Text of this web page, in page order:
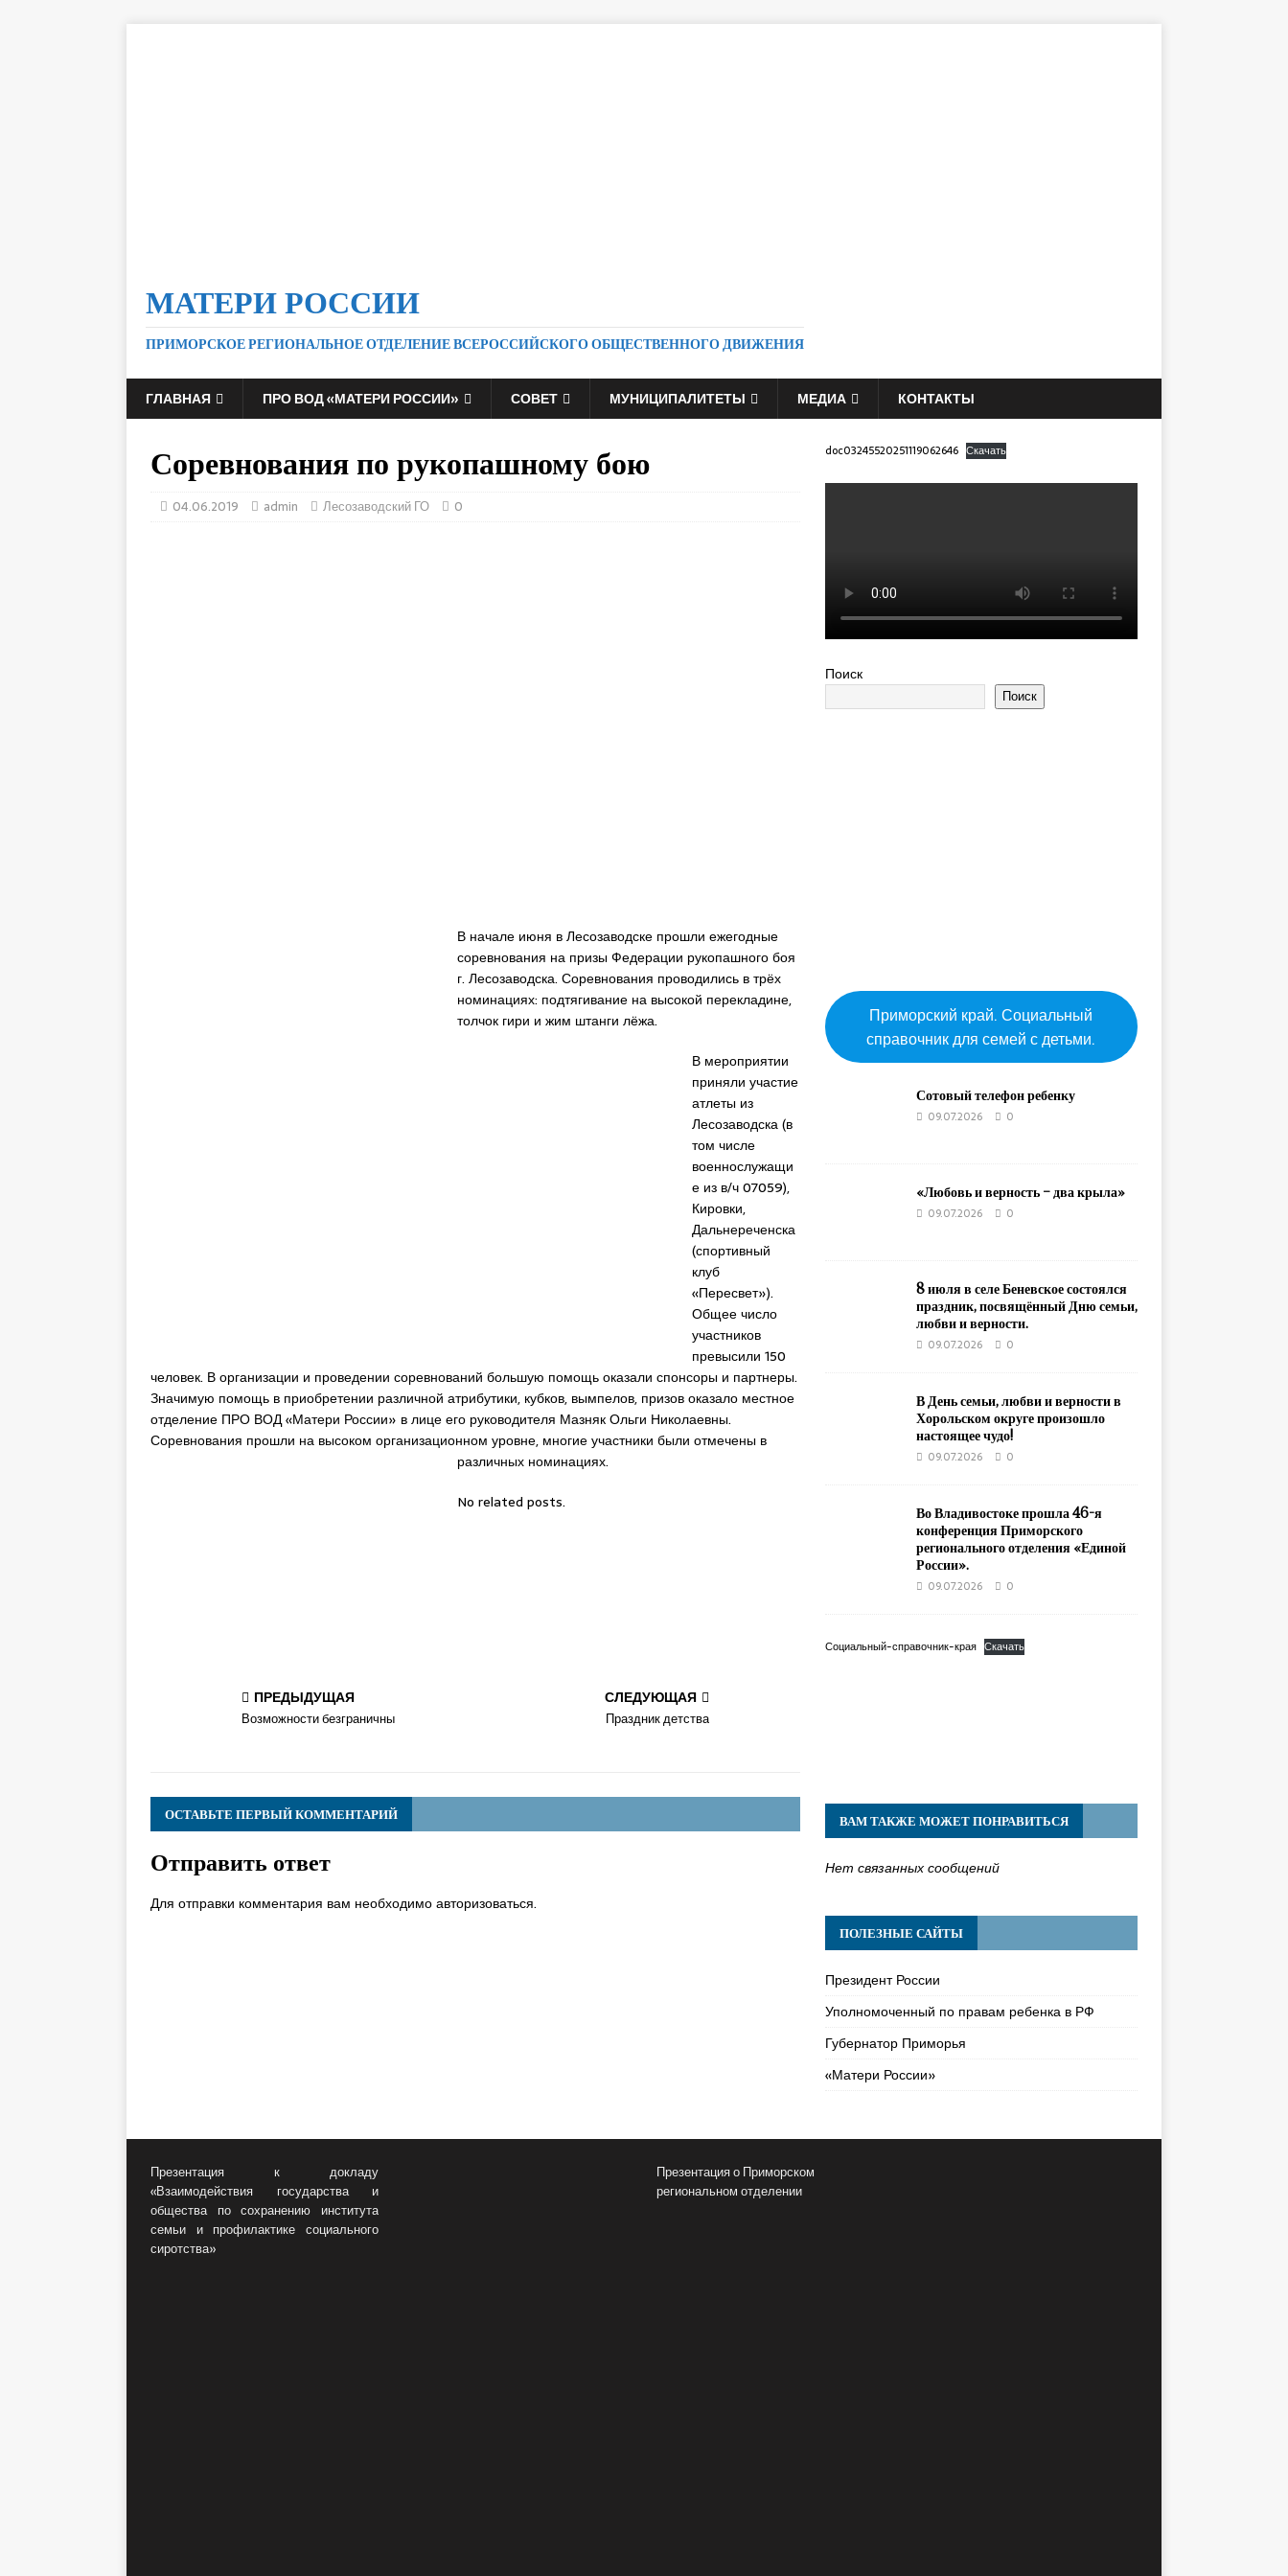
МАТЕРИ РОССИИ
ПРИМОРСКОЕ РЕГИОНАЛЬНОЕ ОТДЕЛЕНИЕ ВСЕРОССИЙСКОГО ОБЩЕСТВЕННОГО ДВИЖЕНИЯ
ГЛАВНАЯ ПРО ВОД «МАТЕРИ РОССИИ» СОВЕТ МУНИЦИПАЛИТЕТЫ МЕДИА КОНТАКТЫ
Соревнования по рукопашному бою
04.06.2019 admin Лесозаводский ГО 0
В начале июня в Лесозаводске прошли ежегодные
соревнования на призы Федерации рукопашного боя
г. Лесозаводска. Соревнования проводились в трёх
номинациях: подтягивание на высокой перекладине,
толчок гири и жим штанги лёжа.
В мероприятии
приняли участие
атлеты из
Лесозаводска (в
том числе
военнослужащи
е из в/ч 07059),
Кировки,
Дальнереченска
(спортивный
клуб
«Пересвет»).
Общее число
участников
превысили 150
человек. В организации и проведении соревнований большую помощь оказали спонсоры и партнеры.
Значимую помощь в приобретении различной атрибутики, кубков, вымпелов, призов оказало местное
отделение ПРО ВОД «Матери России» в лице его руководителя Мазняк Ольги Николаевны.
Соревнования прошли на высоком организационном уровне, многие участники были отмечены в
различных номинациях.
No related posts.
ПРЕДЫДУЩАЯ
Возможности безграничны
СЛЕДУЮЩАЯ
Праздник детства
ОСТАВЬТЕ ПЕРВЫЙ КОММЕНТАРИЙ
Отправить ответ
Для отправки комментария вам необходимоавторизоваться.
doc03245520251119062646 Скачать
Поиск
Поиск
Приморский край. Социальный
справочник для семей с детьми.
Сотовый телефон ребенку
09.07.2026 0
«Любовь и верность – два крыла»
09.07.2026 0
8 июля в селе Беневское состоялся
праздник, посвящённый Дню семьи,
любви и верности.
09.07.2026 0
В День семьи, любви и верности в
Хорольском округе произошло
настоящее чудо!
09.07.2026 0
Во Владивостоке прошла 46-я
конференция Приморского
регионального отделения «Единой
России».
09.07.2026 0
Социальный-справочник-края Скачать
ВАМ ТАКЖЕ МОЖЕТ ПОНРАВИТЬСЯ
Нет связанных сообщений
ПОЛЕЗНЫЕ САЙТЫ
Президент России
Уполномоченный по правам ребенка в РФ
Губернатор Приморья
«Матери России»
Презентация к докладу
«Взаимодействия государства и
общества по сохранению института
семьи и профилактике социального
сиротства»
Презентация о Приморском
региональном отделении